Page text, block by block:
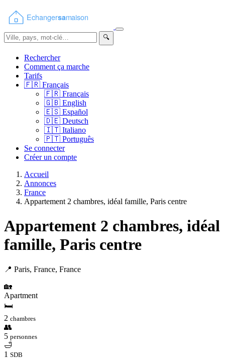
🔍
Rechercher
Comment ça marche
Tarifs
🇫🇷 Français
🇫🇷 Français
🇬🇧 English
🇪🇸 Español
🇩🇪 Deutsch
🇮🇹 Italiano
🇵🇹 Português
Se connecter
Créer un compte
Accueil
Annonces
France
Appartement 2 chambres, idéal famille, Paris centre
Appartement 2 chambres, idéal
famille, Paris centre
📍 Paris, France, France
🏡
Apartment
🛏
2 chambres
👥
5 personnes
🛁
1 SDB